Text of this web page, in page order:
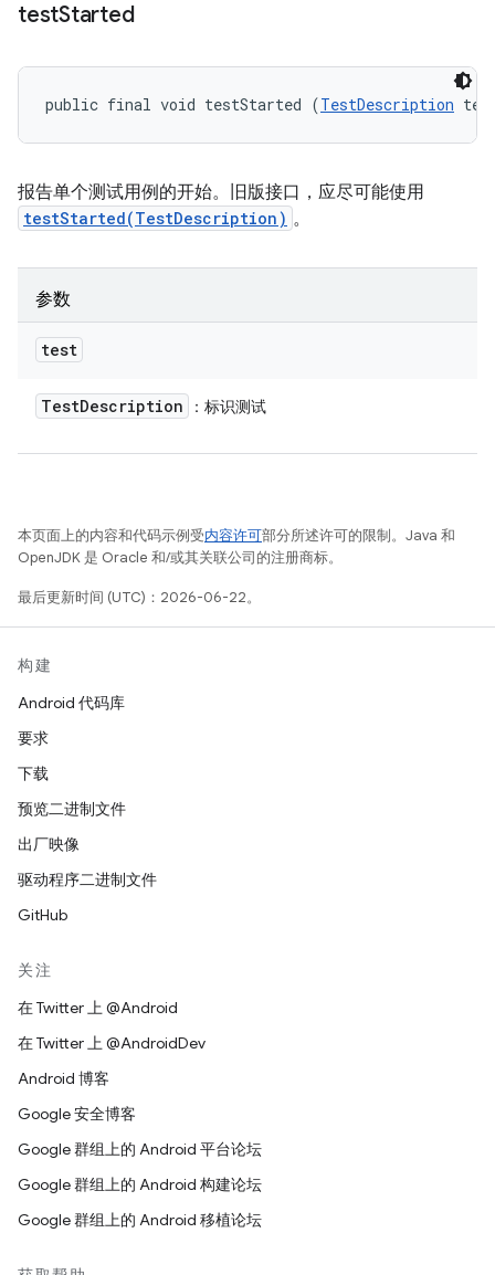
testStarted
public final void testStarted (TestDescription
报告单个测试用例的开始。旧版接口，应尽可能使用
testStarted(TestDescription) 。
参数
test
TestDescription ：标识测试
本页面上的内容和代码示例受内容许可部分所述许可的限制。Java 和
OpenJDK 是 Oracle 和/或其关联公司的注册商标。
最后更新时间 (UTC)：2026-06-22。
构建
Android 代码库
要求
下载
预览二进制文件
出厂映像
驱动程序二进制文件
GitHub
关注
在 Twitter 上 @Android
在 Twitter 上 @AndroidDev
Android 博客
Google 安全博客
Google 群组上的 Android 平台论坛
Google 群组上的 Android 构建论坛
Google 群组上的 Android 移植论坛